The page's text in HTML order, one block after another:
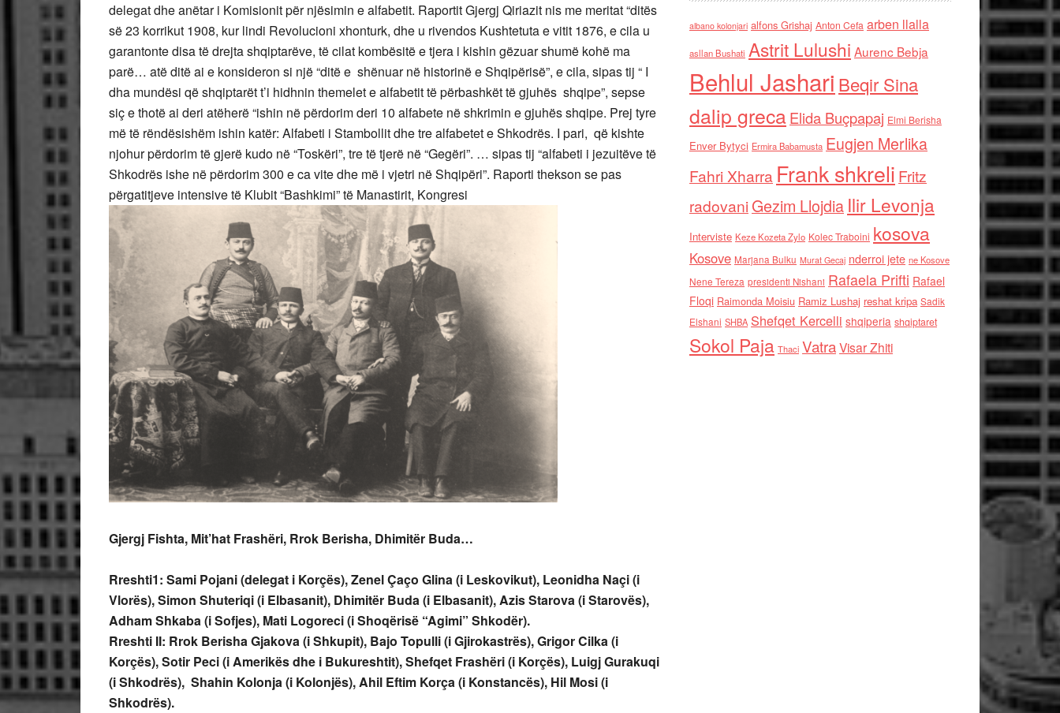
delegat dhe anëtar i Komisionit për njësimin e alfabetit. Raportit Gjergj Qiriazit nis me meritat “ditës
së 23 korrikut 1908, kur lindi Revolucioni xhonturk, dhe u rivendos Kushtetuta e vitit 1876, e cila u
garantonte disa të drejta shqiptarëve, të cilat kombësitë e tjera i kishin gëzuar shumë kohë ma
parë… atë ditë ai e konsideron si një “ditë e shënuar në historinë e Shqipërisë”, e cila, sipas tij “ I
dha mundësi që shqiptarët t’i hidhnin themelet e alfabetit të përbashkët të gjuhës shqipe”, sepse
siç e thotë ai deri atëherë “ishin në përdorim deri 10 alfabete në shkrimin e gjuhës shqipe. Prej tyre
më të rëndësishëm ishin katër: Alfabeti i Stambollit dhe tre alfabetet e Shkodrës. I pari, që kishte
njohur përdorim të gjerë kudo në “Toskëri”, tre të tjerë në “Gegëri”. … sipas tij “alfabeti i jezuitëve të
Shkodrës ishe në përdorim 300 e ca vite dhe më i vjetri në Shqipëri”. Raporti thekson se pas
përgatitjeve intensive të Klubit “Bashkimi” të Manastirit, Kongresi
Gjergj Fishta, Mit’hat Frashëri, Rrok Berisha, Dhimitër Buda…
Rreshti1: Sami Pojani (delegat i Korçës), ZenelÇaço Glina (i Leskovikut), Leonidha Naçi (i
Vlorës), Simon Shuteriqi (i Elbasanit), Dhimitër Buda (i Elbasanit), Azis Starova (i Starovës),
Adham Shkaba (i Sofjes), Mati Logoreci (i Shoqërisë “Agimi” Shkodër).
Rreshti II: Rrok Berisha Gjakova (i Shkupit), Bajo Topulli (i Gjirokastrës), Grigor Cilka (i
Korçës), Sotir Peci (i Amerikës dhe i Bukureshtit), Shefqet Frashëri (i Korçës), Luigj Gurakuqi
(i Shkodrës), Shahin Kolonja (i Kolonjës), Ahil Eftim Korça (i Konstancës), Hil Mosi (i
Shkodrës).
albano kolonjari alfons Grishaj Anton Cefa arben llalla
asllan Bushati Astrit Lulushi Aurenc Bebja
Behlul Jashari Beqir Sina
dalip grecaElida Buçpapaj Elmi Berisha
Enver Bytyci Ermira Babamusta Eugjen Merlika
Fahri Xharra Frank shkreli Fritz
radovaniGezim Llojdia Ilir Levonja
Interviste Keze Kozeta Zylo Kolec Traboini kosova
Kosove Marjana Bulku Murat Gecaj nderroi jete ne Kosove
Nene Tereza presidenti Nishani Rafaela Prifti Rafael
Floqi Raimonda Moisiu Ramiz Lushaj reshat kripa Sadik
Elshani SHBA Shefqet Kercelli shqiperia shqiptaret
Sokol Paja Thaci VatraVisar Zhiti